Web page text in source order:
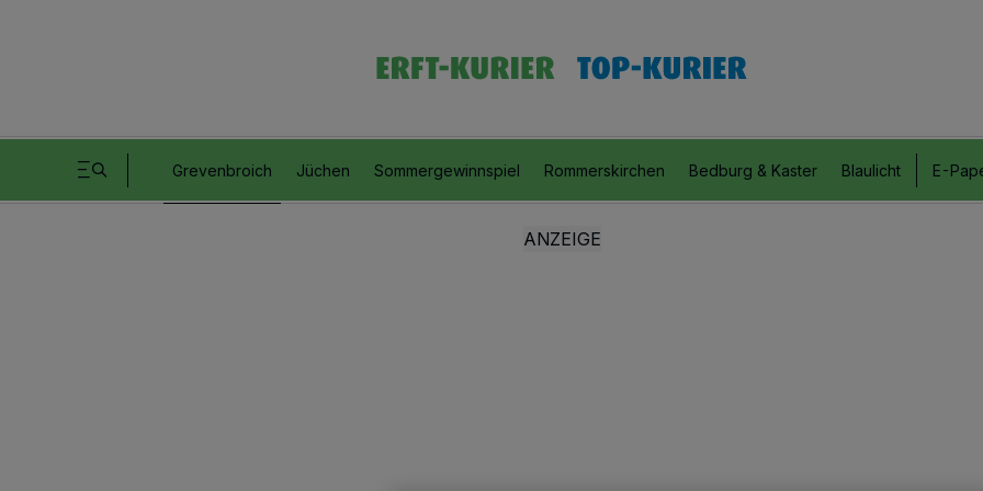
Grevenbroich Jüchen Sommergewinnspiel Rommerskirchen Bedburg & Kaster Blaulicht E-